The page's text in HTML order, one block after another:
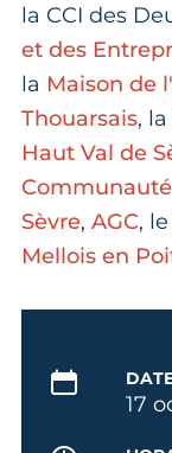
la CCI des
et des
la Maison de
Thouarsais, la
Haut Val de
Sèvre, AGC, le
Mellois en
17